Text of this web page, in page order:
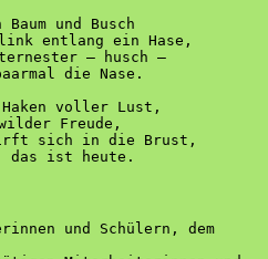
Baum und Busch
entlang ein Hase,
– husch –
die Nase.
voller Lust,
Freude,
sich in die Brust,
das ist heute.
und Schülern, dem